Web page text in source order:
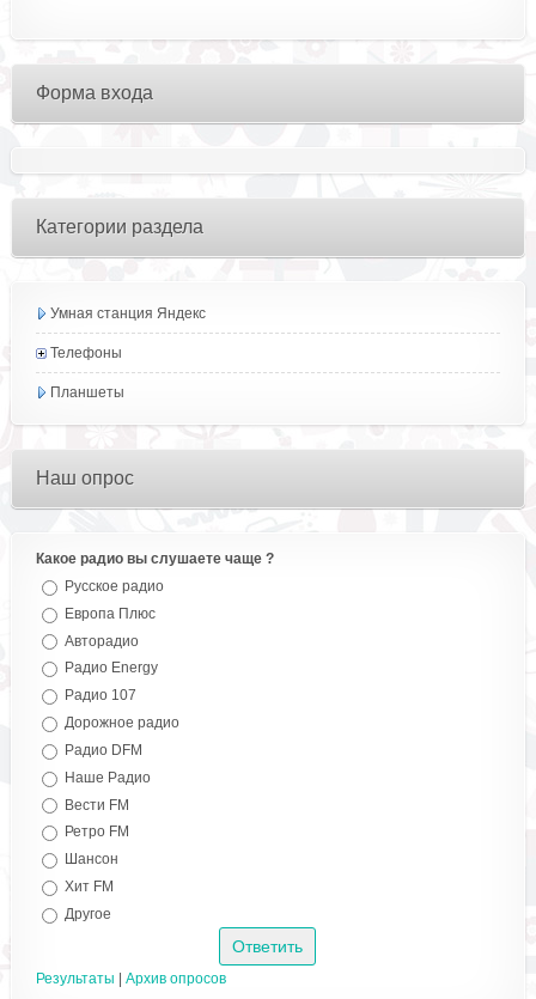
Форма входа
Категории раздела
Умная станция Яндекс
Телефоны
Планшеты
Наш опрос
Какое радио вы слушаете чаще ?
Русское радио
Европа Плюс
Авторадио
Радио Energy
Радио 107
Дорожное радио
Радио DFM
Наше Радио
Вести FM
Ретро FM
Шансон
Хит FM
Другое
Результаты | Архив опросов